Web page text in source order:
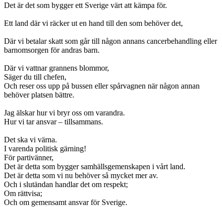
Det är det som bygger ett Sverige värt att kämpa för.
Ett land där vi räcker ut en hand till den som behöver det,
Där vi betalar skatt som går till någon annans cancerbehandling eller
barnomsorgen för andras barn.
Där vi vattnar grannens blommor,
Säger du till chefen,
Och reser oss upp på bussen eller spårvagnen när någon annan
behöver platsen bättre.
Jag älskar hur vi bryr oss om varandra.
Hur vi tar ansvar – tillsammans.
Det ska vi värna.
I varenda politisk gärning!
För partivänner,
Det är detta som bygger samhällsgemenskapen i vårt land.
Det är detta som vi nu behöver så mycket mer av.
Och i slutändan handlar det om respekt;
Om rättvisa;
Och om gemensamt ansvar för Sverige.